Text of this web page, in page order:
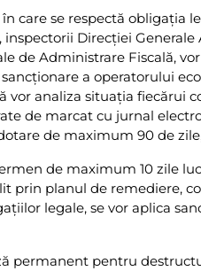
care se respectă obligația
Direcției Generale
de Administrare Fiscală,
a operatorului
vor analiza situația fiecărui
de marcat cu jurnal
de maximum 90 de
de maximum 10 zile
prin planul de remediere,
legale, se vor aplica
permanent pentru